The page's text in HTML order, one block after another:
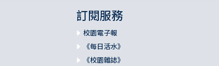
訂閱服務
校園電子報
《每日活水》
《校園雜誌》